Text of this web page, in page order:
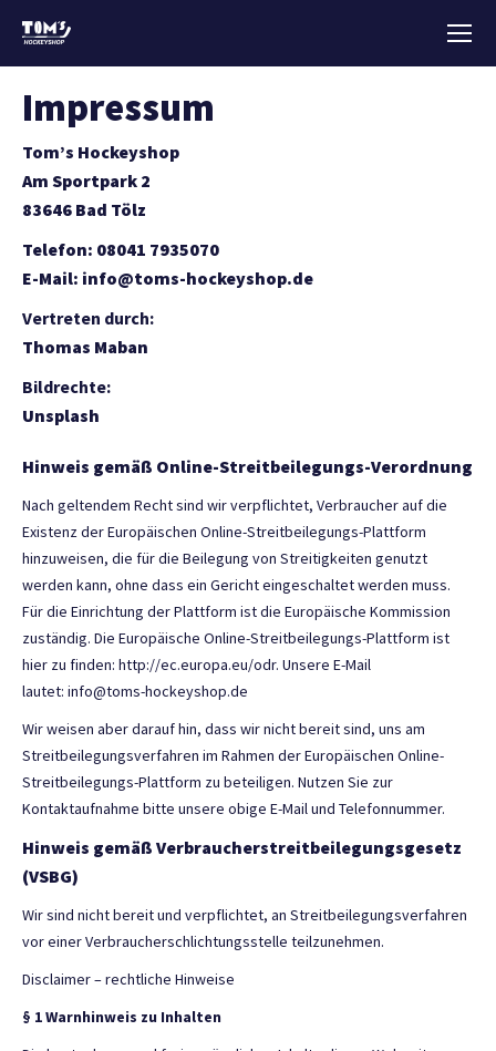
Impressum
Tom’s Hockeyshop
Am Sportpark 2
83646 Bad Tölz
Telefon: 08041 7935070
E-Mail: info@toms-hockeyshop.de
Vertreten durch:
Thomas Maban
Bildrechte:
Unsplash
Hinweis gemäß Online-Streitbeilegungs-Verordnung
Nach geltendem Recht sind wir verpflichtet, Verbraucher auf die
Existenz der Europäischen Online-Streitbeilegungs-Plattform
hinzuweisen, die für die Beilegung von Streitigkeiten genutzt
werden kann, ohne dass ein Gericht eingeschaltet werden muss.
Für die Einrichtung der Plattform ist die Europäische Kommission
zuständig. Die Europäische Online-Streitbeilegungs-Plattform ist
hier zu finden: http://ec.europa.eu/odr. Unsere E-Mail
lautet: info@toms-hockeyshop.de
Wir weisen aber darauf hin, dass wir nicht bereit sind, uns am
Streitbeilegungsverfahren im Rahmen der Europäischen Online-
Streitbeilegungs-Plattform zu beteiligen. Nutzen Sie zur
Kontaktaufnahme bitte unsere obige E-Mail und Telefonnummer.
Hinweis gemäß Verbraucherstreitbeilegungsgesetz
(VSBG)
Wir sind nicht bereit und verpflichtet, an Streitbeilegungsverfahren
vor einer Verbraucherschlichtungsstelle teilzunehmen.
Disclaimer – rechtliche Hinweise
§ 1 Warnhinweis zu Inhalten